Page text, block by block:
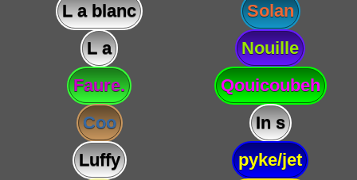
L a blanc
Solan
L a
Nouille
Faure.
Qouicoubeh
Coo
In s
Luffy
pyke/jet